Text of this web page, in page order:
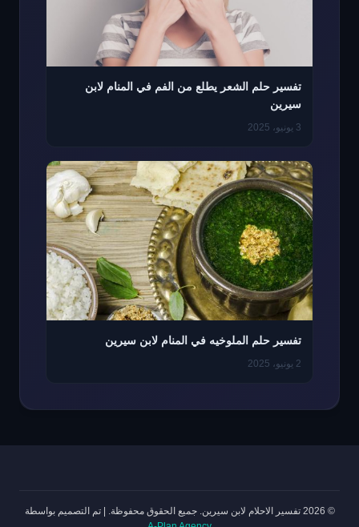
تفسير حلم الشعر يطلع من الفم في المنام لابن
سيرين
3 يونيو، 2025
تفسير حلم الملوخيه في المنام لابن سيرين
2 يونيو، 2025
© 2026 تفسير الاحلام لابن سيرين. جميع الحقوق محفوظة. |تم التصميم بواسطة